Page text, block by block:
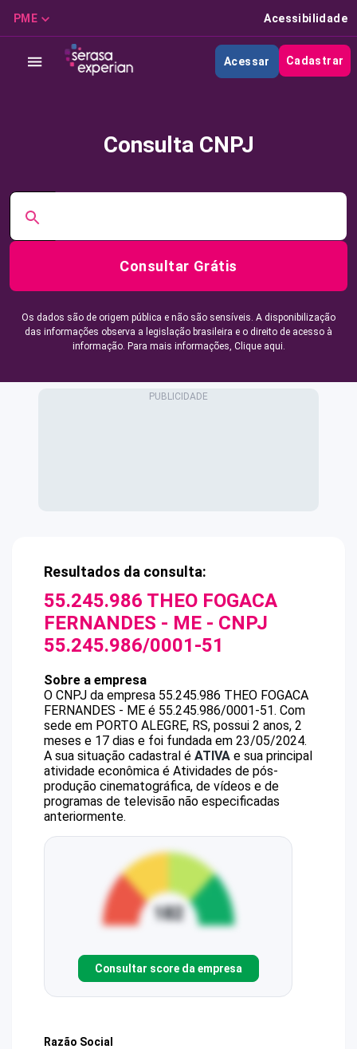
PME Acessibilidade
Acessar Cadastrar
Consulta CNPJ
Consultar Grátis
Os dados são de origem pública e não são sensíveis. A disponibilização
das informações observa a legislação brasileira e o direito de acesso à
informação. Para mais informações, Clique aqui.
Resultados da consulta:
55.245.986 THEO FOGACA
FERNANDES - ME - CNPJ
55.245.986/0001-51
Sobre a empresa
O CNPJ da empresa 55.245.986 THEO FOGACA
FERNANDES - ME é 55.245.986/0001-51. Com
sede em PORTO ALEGRE, RS, possui 2 anos, 2
meses e 17 dias e foi fundada em 23/05/2024.
A sua situação cadastral é ATIVA e sua principal
atividade econômica é Atividades de pós-
produção cinematográfica, de vídeos e de
programas de televisão não especificadas
anteriormente.
Consultar score da empresa
Razão Social